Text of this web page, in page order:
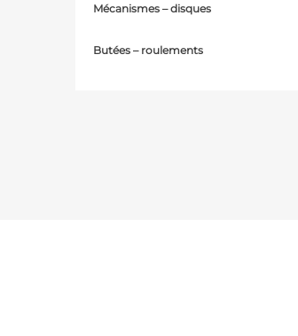
Mécanismes – disques
Butées – roulements